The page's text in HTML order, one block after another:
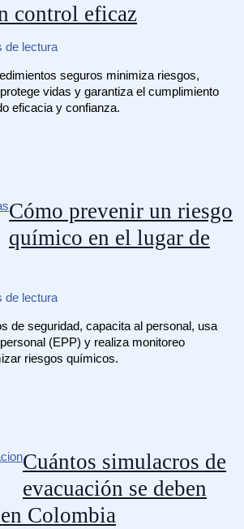
control eficaz
de lectura
seguros minimiza riesgos,
vidas y garantiza el cumplimiento
eficacia y confianza.
Cómo prevenir un riesgo
químico en el lugar de
de lectura
de seguridad, capacita al personal, usa
(EPP) y realiza monitoreo
riesgos químicos.
Cuántos simulacros de
evacuación se deben
Colombia